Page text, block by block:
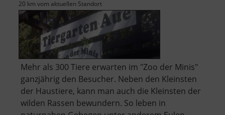
20 km vom aktuellen Standort
Mehr als 300 Tiere erwarten im "Zoo der Minis"
ganzjährig den Besucher. Neben den Kleinsten
der Haustiere, kann man auch die Kleinsten der
wilden Rassen bewundern. So leben in